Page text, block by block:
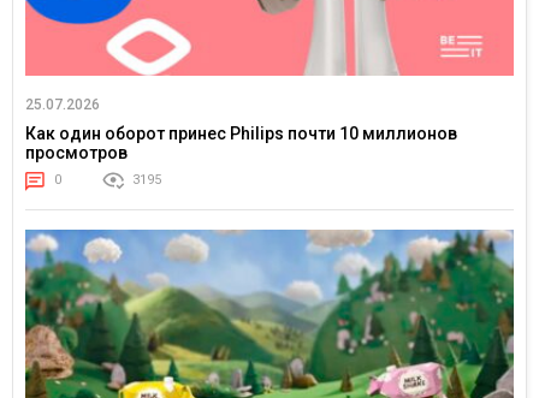
25.07.2026
Как один оборот принес Philips почти 10 миллионов
просмотров
0 3195